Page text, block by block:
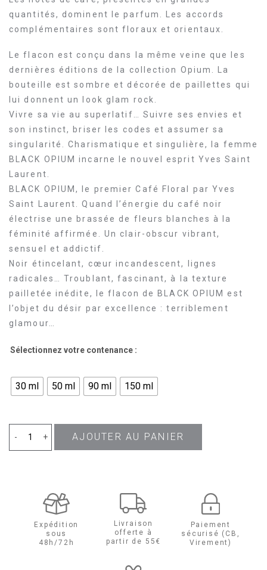
quantités, dominent le parfum. Les accords
complémentaires sont floraux et orientaux.
Le flacon est conçu dans la même veine que les
dernières éditions de la collection Opium. La
bouteille est sombre et décorée de paillettes qui
lui donnent un look glam rock.
Vivre sa vie au superlatif… Suivre ses envies et
son instinct, briser les codes et assumer sa
singularité. Charismatique et singulière, la femme
BLACK OPIUM incarne le nouvel esprit Yves Saint
Laurent.
BLACK OPIUM, le premier Café Floral par Yves
Saint Laurent. Quand l’énergie du café noir
électrise une brassée de fleurs blanches à la
féminité affirmée. Un clair-obscur vibrant,
sensuel et addictif.
Noir étincelant, cœur incandescent, lignes
radicales… Troublant, fascinant, à la texture
pailletée inédite, le flacon de BLACK OPIUM est
l’objet du désir par excellence : terriblement
glamour…
Sélectionnez votre contenance :
30 ml 50 ml 90 ml 150 ml
+
- quantité
Opium
AJOUTER AU PANIER
Expédition
sous
48h/72h
Livraison
offerte à
partir de 55€
Paiement
sécurisé (CB,
Virement)